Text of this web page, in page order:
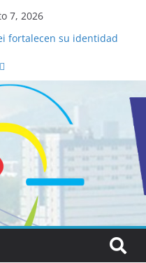
7, 2026
fortalecen su identidad
secretos que tiene
convertirse en
de visitantes y
la importancia de
la nueva Película Toy